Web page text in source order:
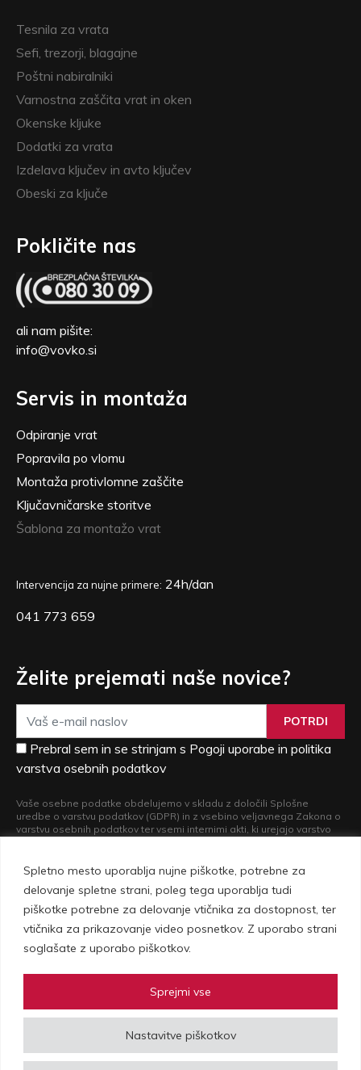
Spletno mesto uporablja nujne piškotke, potrebne za
delovanje spletne strani, poleg tega uporablja tudi
piškotke potrebne za delovanje vtičnika za dostopnost, ter
vtičnika za prikazovanje video posnetkov. Z uporabo strani
soglašate z uporabo piškotkov.
Nastavitve piškotkov
Sprejmi vse
Tesnila za vrata
Sefi, trezorji, blagajne
Poštni nabiralniki
Varnostna zaščita vrat in oken
Okenske kljuke
Dodatki za vrata
Izdelava ključev in avto ključev
Obeski za ključe
Pokličite nas
ali nam pišite:
info@vovko.si
Servis in montaža
Odpiranje vrat
Popravila po vlomu
Montaža protivlomne zaščite
Ključavničarske storitve
Šablona za montažo vrat
Intervencija za nujne primere: 24h/dan
041 773 659
Želite prejemati naše novice?
POTRDI
Prebral sem in se strinjam s Pogoji uporabe in politika
varstva osebnih podatkov
Vaše osebne podatke obdelujemo v skladu z določili Splošne
uredbe o varstvu podatkov (GDPR) in z vsebino veljavnega Zakona o
varstvu osebnih podatkov ter vsemi internimi akti, ki urejajo varstvo
osebnih podatkov
Vovko d.o.o., Setnikarjeva 1, 1000 Ljubljana | © Copyright 2026 Vovko -
vse pravice pridržane |Pogoji uporabe in politika zasebnosti